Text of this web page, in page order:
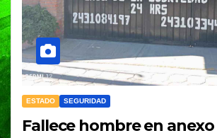
ESTADO SEGURIDAD
Fallece hombre en